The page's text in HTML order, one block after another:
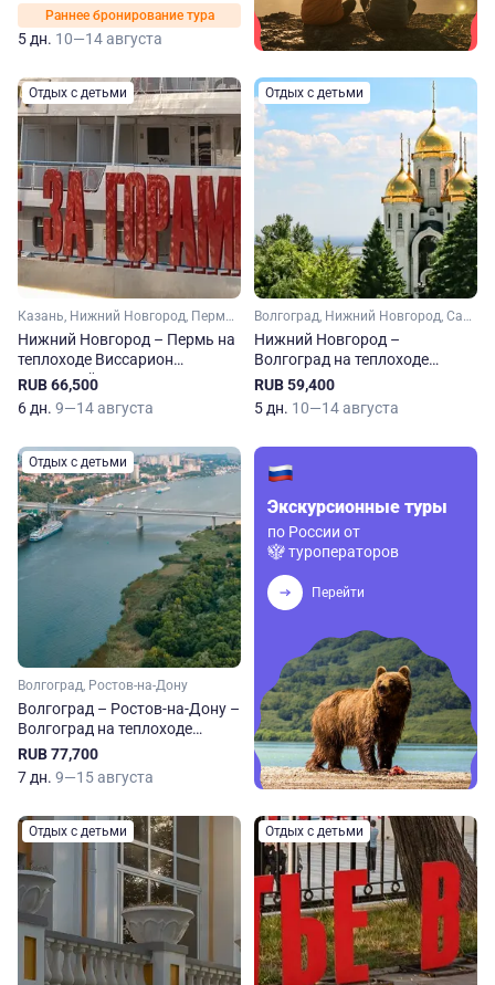
Раннее бронирование тура
5 дн. 10—14 августа
Отдых с детьми
Казань, Нижний Новгород, Пермь, Чайковский, Чистополь
Нижний Новгород – Пермь на
теплоходе Виссарион
Белинский
RUB 66,500
6 дн. 9—14 августа
Отдых с детьми
Волгоград, Нижний Новгород, Саратов, Тольятти, Свияжск
Нижний Новгород –
Волгоград на теплоходе
Михаил Фрунзе
RUB 59,400
5 дн. 10—14 августа
Отдых с детьми
Волгоград, Ростов-на-Дону
Волгоград – Ростов-на-Дону –
Волгоград на теплоходе
Александр Суворов
RUB 77,700
7 дн. 9—15 августа
Экскурсионные туры
по России от
туроператоров
Перейти
Отдых с детьми Отдых с детьми